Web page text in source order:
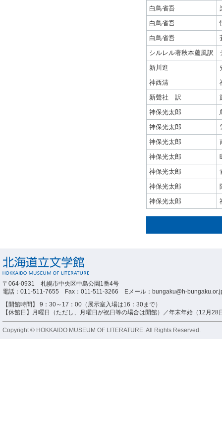
白鳥省吾
白鳥省吾
白鳥省吾
シルレル著秋本蘆風訳
新川進
神西清
新聲社 訳
神保光太郎
神保光太郎
神保光太郎
神保光太郎
神保光太郎
神保光太郎
神保光太郎
〒064-0931 札幌市中央区中島公園1番4号
電話：011-511-7655 Fax：011-511-3266 Eメール：bungaku@h-
【開館時間】 9：30～17：00（展示室入場は16：30まで）
【休館日】月曜日（ただし、月曜日が祝日等の場合は開館）／年末年始（12月28
Copyright © HOKKAIDO MUSEUM OF LITERATURE. All Rights Reserved.